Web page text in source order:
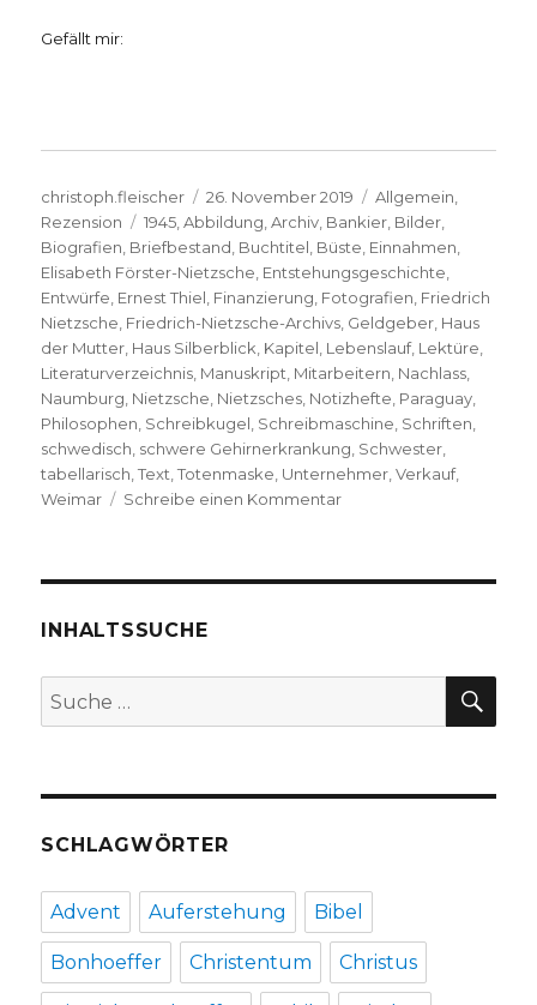
Gefällt mir:
Autor
christoph.fleischer
Veröffentlicht
am
26. November 2019 Kategorien
Allgemein
Rezension
Schlagwörter
1945 ,Abbildung ,Archiv Bankier Bilder
Biografien Briefbestand Buchtitel Büste Einnahmen
Elisabeth Förster-Nietzsche Entstehungsgeschichte
Entwürfe Ernest Thiel Finanzierung Fotografien Friedrich
Nietzsche Friedrich-Nietzsche-Archivs Geldgeber Haus
der Mutter Haus Silberblick Kapitel Lebenslauf, Lektüre
Literaturverzeichnis Manuskript Mitarbeitern Nachlass
Naumburg Nietzsche Nietzsches Notizhefte Paraguay
Philosophen Schreibkugel Schreibmaschine Schriften
schwedisch schwere Gehirnerkrankung Schwester
tabellarisch ,Text ,Totenmaske Unternehmer ,Verkauf,
Weimar
Schreibe einen Kommentarzu
Welver
INHALTSSUCHE
Suche
nach:
SCHLAGWÖRTER
Advent Auferstehung Bibel
Bonhoeffer Christentum Christus